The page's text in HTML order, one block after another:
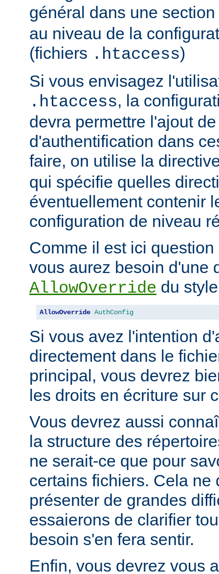
général dans une section
au niveau de la
(fichiers .htaccess)
Si vous envisagez
.htaccess, la
devra permettre l'ajout
d'authentification dans
faire, on utilise la
qui spécifie quelles
éventuellement contenir
configuration de niveau
Comme il est ici
vous aurez besoin d'une
AllowOverride du
AllowOverride AuthConfig
Si vous avez l'intention
directement dans le
principal, vous devrez
les droits en écriture sur
Vous devrez aussi
la structure des
ne serait-ce que pour
certains fichiers. Cela ne
présenter de grandes
essaierons de clarifier
besoin s'en fera sentir.
Enfin, vous devrez vous